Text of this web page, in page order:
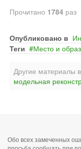
Прочитано 1784 раз
Опубликовано в
Теги
Место и образ
Другие материалы
модельная
Обо всех замеченных